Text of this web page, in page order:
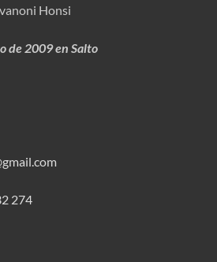
Honsi
de 2009 en Salto
274